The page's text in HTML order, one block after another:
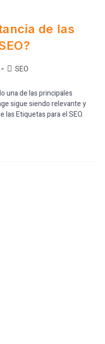
de las
SEO
una de las principales
sigue siendo relevante y
las Etiquetas para el SEO.